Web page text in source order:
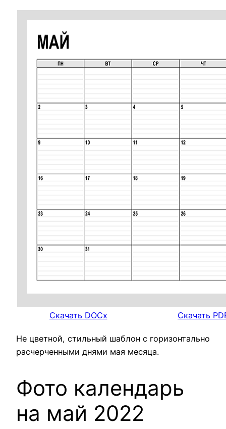
Скачать DOCx Скачать
Не цветной, стильный шаблон с горизонтально
расчерченными днями мая месяца.
Фото календарь
на май 2022